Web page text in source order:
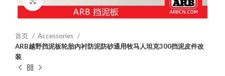
首页
Accessories
ARB越野挡泥板轮胎内衬防泥防砂通用牧马人坦克300挡泥皮件改
装